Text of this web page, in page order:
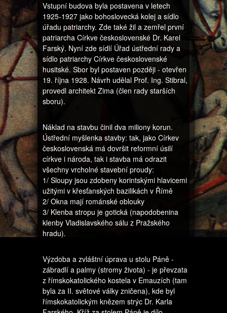
Vstupní budova byla postavena v letech
1925-1927 jako bohoslovecká kolej a sídlo
úřadu patriarchy. Zde také žil a zemřel první
patriarcha Církve československé Dr. Karel
Farský. Nyní zde sídlí Úřad ústřední rady a
sídlo patriarchy Církve československé
husitské. Sbor byl postaven později - otevřen
19. října 1928. Návrh udělal Prof. Ing. Stibral,
provedl architekt Zima (člen rady starších
sboru).
Náklad na stavbu činil dva miliony korun.
Ústřední myšlenka stavby: tak, jako Církev
československá má dovršit reformní úsilí
církve i národa, tak i stavba má odrazit
všechny vrcholné stavební proudy:
1/ Sloupy jsou zdobeny korintskými hlavicemi
užitými v křesťanských bazilikách v Římě
2/ Okna mají románské oblouky
3/ Klenba stropu je gotická (napodobenina
klenby Vladislavského sálu z Pražského
hradu).
Výzdoba a zvláštní úprava u stolu Páně -
zábradlí a palmy (stromy života) - je převzata
z římskokatolického kostela v Emauzích (tam
byla za II. světové války zničena), kde byl
římskokatolickým knězem strýc Dr. Karla